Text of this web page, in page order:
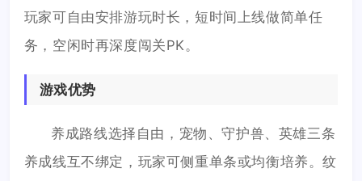
玩家可自由安排游玩时长，短时间上线做简单任
务，空闲时再深度闯关PK。
游戏优势
养成路线选择自由，宠物、守护兽、英雄三条
养成线互不绑定，玩家可侧重单条或均衡培养。纹